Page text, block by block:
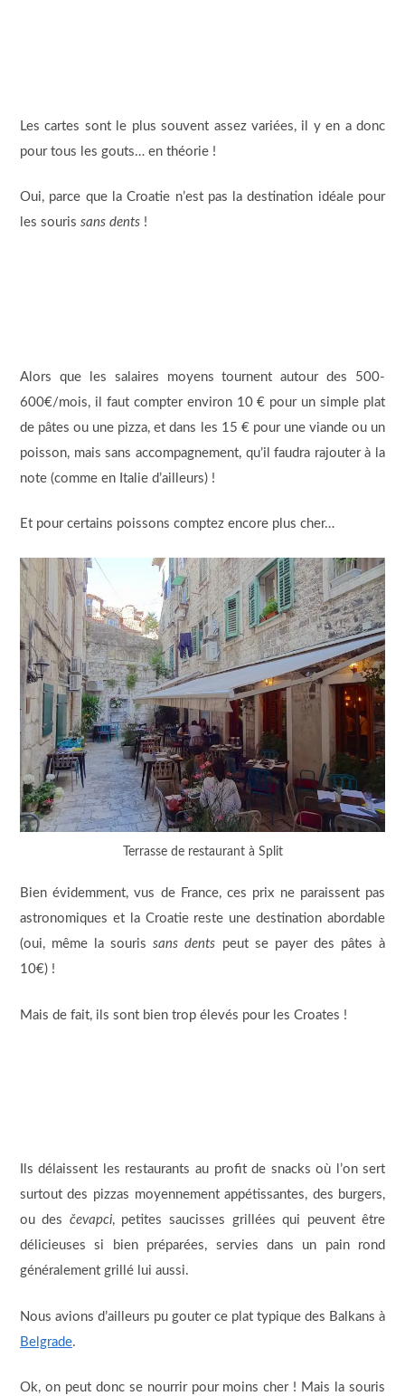
Les cartes sont le plus souvent assez variées, il y en a donc
pour tous les gouts… en théorie !
Oui, parce que la Croatie n’est pas la destination idéale pour
les souris sans dents !
Alors que les salaires moyens tournent autour des 500-
600€/mois, il faut compter environ 10 € pour un simple plat
de pâtes ou une pizza, et dans les 15 € pour une viande ou un
poisson, mais sans accompagnement, qu’il faudra rajouter à la
note (comme en Italie d’ailleurs) !
Et pour certains poissons comptez encore plus cher…
Terrasse de restaurant à Split
Bien évidemment, vus de France, ces prix ne paraissent pas
astronomiques et la Croatie reste une destination abordable
(oui, même la sourissans dents peut se payer des pâtes à
10€) !
Mais de fait, ils sont bien trop élevés pour les Croates !
Ils délaissent les restaurants au profit de snacks où l’on sert
surtout des pizzas moyennement appétissantes, des burgers,
ou des čevapci, petites saucisses grillées qui peuvent être
délicieuses si bien préparées, servies dans un pain rond
généralement grillé lui aussi.
Nous avions d’ailleurs pu gouter ce plat typique des Balkans à
Belgrade.
Ok, on peut donc se nourrir pour moins cher ! Mais la souris